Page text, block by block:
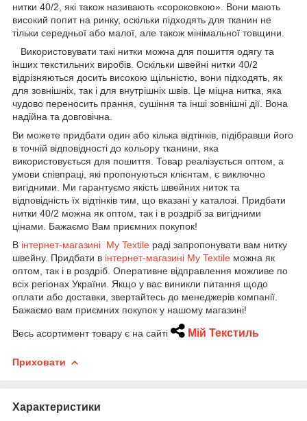
нитки 40/2, які також називають «сороковкою». Вони мають
високий попит на ринку, оскільки підходять для тканин не
тільки середньої або малої, але також мінімальної товщини.
Використовувати такі нитки можна для пошиття одягу та
інших текстильних виробів. Оскільки швейні нитки 40/2
відрізняються досить високою щільністю, вони підходять, як
для зовнішніх, так і для внутрішніх швів. Це міцна нитка, яка
чудово переносить прання, сушіння та інші зовнішні дії. Вона
надійна та довговічна.
Ви можете придбати один або кілька відтінків, підібравши його
в точній відповідності до кольору тканини, яка
використовується для пошиття. Товар реалізується оптом, а
умови співпраці, які пропонуються клієнтам, є виключно
вигідними. Ми гарантуємо якість швейних ниток та
відповідність їх відтінків тим, що вказані у каталозі. Придбати
нитки 40/2 можна як оптом, так і в роздріб за вигідними
цінами. Бажаємо Вам приємних покупок!
В інтернет-магазині My Textile раді запропонувати вам нитку
швейну. Придбати в інтернет-магазині My Textile можна як
оптом, так і в роздріб. Оперативне відправлення можливе по
всіх регіонах України. Якщо у вас виникли питання щодо
оплати або доставки, звертайтесь до менеджерів компанії.
Бажаємо вам приємних покупок у нашому магазині!
Весь асортимент товару є на сайті Мій Текстиль
Приховати
Характеристики